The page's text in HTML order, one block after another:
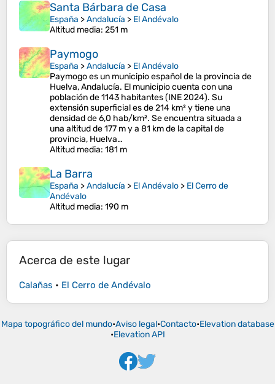
Santa Bárbara de Casa
España >Andalucía > El Andévalo
Altitud media: 251 m
Paymogo
España >Andalucía > El Andévalo
Paymogo es un municipio español de la provincia de
Huelva, Andalucía. El municipio cuenta con una
población de 1143 habitantes (INE 2024). Su
extensión superficial es de 214 km² y tiene una
densidad de 6,0 hab/km². Se encuentra situada a
una altitud de 177 m y a 81 km de la capital de
provincia, Huelva…
Altitud media: 181 m
La Barra
España >Andalucía > El Andévalo > El Cerro de
Andévalo
Altitud media: 190 m
Acerca de este lugar
Calañas • El Cerro de Andévalo
Mapa topográfico del mundo•Aviso legal•Contacto•Elevation database
•Elevation API